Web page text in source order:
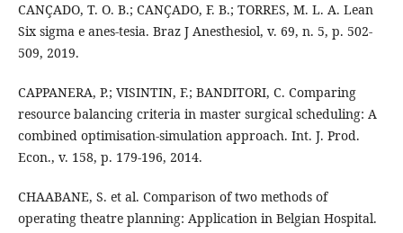
CANÇADO, T. O. B.; CANÇADO, F. B.; TORRES, M. L. A. Lean
Six sigma e anes-tesia. Braz J Anesthesiol, v. 69, n. 5, p. 502-
509, 2019.
CAPPANERA, P.; VISINTIN, F.; BANDITORI, C. Comparing
resource balancing criteria in master surgical scheduling: A
combined optimisation-simulation approach. Int. J. Prod.
Econ., v. 158, p. 179-196, 2014.
CHAABANE, S. et al. Comparison of two methods of
operating theatre planning: Application in Belgian Hospital.